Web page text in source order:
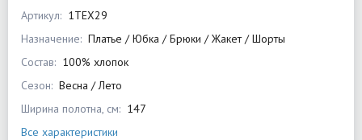
Артикул: 1TEX29
Назначение: Платье / Юбка / Брюки / Жакет / Шорты
Состав: 100% хлопок
Сезон: Весна / Лето
Ширина полотна, см: 147
Все характеристики